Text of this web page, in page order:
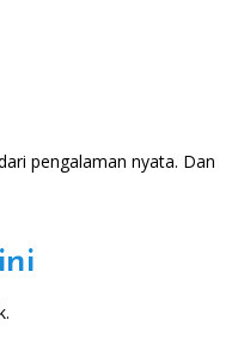
pengalaman nyata. Dan